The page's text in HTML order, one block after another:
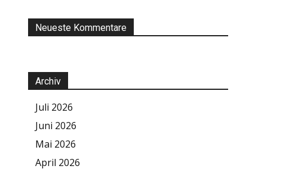
Neueste Kommentare
Archiv
Juli 2026
Juni 2026
Mai 2026
April 2026